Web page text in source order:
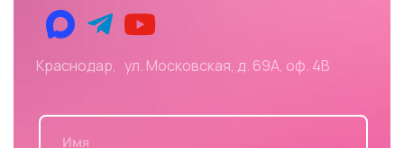
Краснодар, ул. Московская, д. 69А, оф. 4В